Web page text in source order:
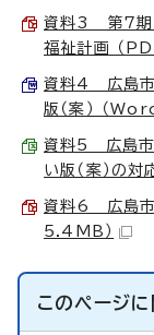
資料3 第7期
福祉計画 （
資料4 広島市
版（案） （
資料5 広島市
い版（案）の
資料6 広島
5.4MB）
このページ